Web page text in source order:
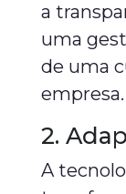
a
uma
de uma
empresa.
2.
A